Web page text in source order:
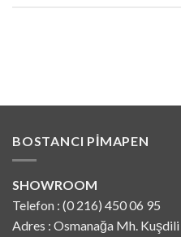
BOSTANCI PIMAPEN
SHOWROOM
Telefon : (0 216) 450 06 95
Adres : Osmanağa Mh.